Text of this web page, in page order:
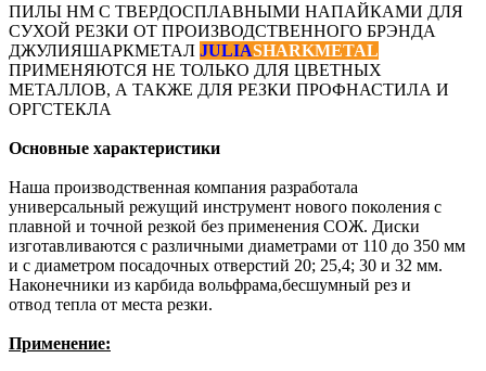
ПИЛЫ HM С ТВЕРДОСПЛАВНЫМИ НАПАЙКАМИ ДЛЯ
СУХОЙ РЕЗКИ ОТ ПРОИЗВОДСТВЕННОГО БРЭНДА
ДЖУЛИЯШАРКМЕТАЛ JULIASHARKMETAL
ПРИМЕНЯЮТСЯ НЕ ТОЛЬКО ДЛЯ ЦВЕТНЫХ
МЕТАЛЛОВ, А ТАКЖЕ ДЛЯ РЕЗКИ ПРОФНАСТИЛА И
ОРГСТЕКЛА
Основные характеристики
Наша производственная компания разработала
универсальный режущий инструмент нового поколения с
плавной и точной резкой без применения СОЖ. Диски
изготавливаются с различными диаметрами от 110 до 350 мм
и с диаметром посадочных отверстий 20; 25,4; 30 и 32 мм.
Наконечники из карбида вольфрама,бесшумный рез и
отвод тепла от места резки.
Применение: